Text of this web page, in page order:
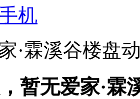
机
·霖溪谷楼盘
暂无爱家·霖